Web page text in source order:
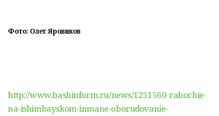
Фото: Олег Яровиков
http://www.bashinform.ru/news/1251560-rabochie-
na-ishimbayskom-inmane-oborudovanie-